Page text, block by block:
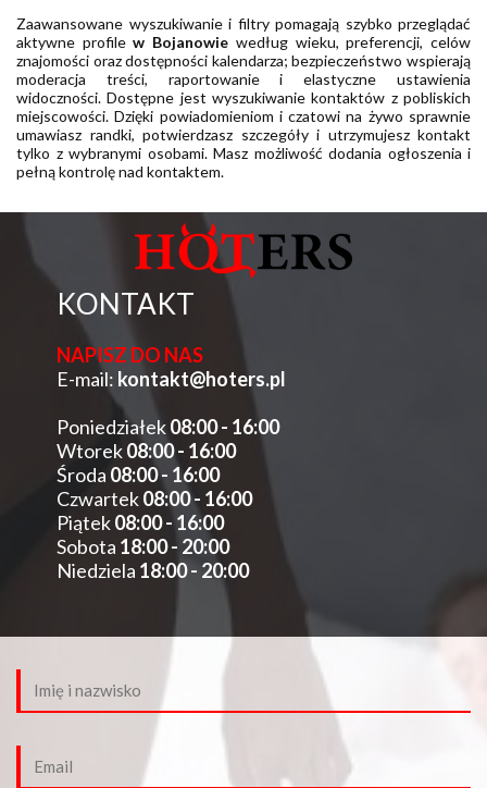
Zaawansowane wyszukiwanie i filtry pomagają szybko przeglądać
aktywne profilew Bojanowie według wieku, preferencji, celów
znajomości oraz dostępności kalendarza; bezpieczeństwo wspierają
moderacja treści, raportowanie i elastyczne ustawienia
widoczności. Dostępne jest wyszukiwanie kontaktów z pobliskich
miejscowości. Dzięki powiadomieniom i czatowi na żywo sprawnie
umawiasz randki, potwierdzasz szczegóły i utrzymujesz kontakt
tylko z wybranymi osobami. Masz możliwość dodania ogłoszenia i
pełną kontrolę nad kontaktem.
KONTAKT
NAPISZ DO NAS
E-mail: kontakt@hoters.pl
Poniedziałek08:00 - 16:00
Wtorek08:00 - 16:00
Środa 08:00 - 16:00
Czwartek08:00 - 16:00
Piątek08:00 - 16:00
Sobota 18:00 - 20:00
Niedziela 18:00 - 20:00